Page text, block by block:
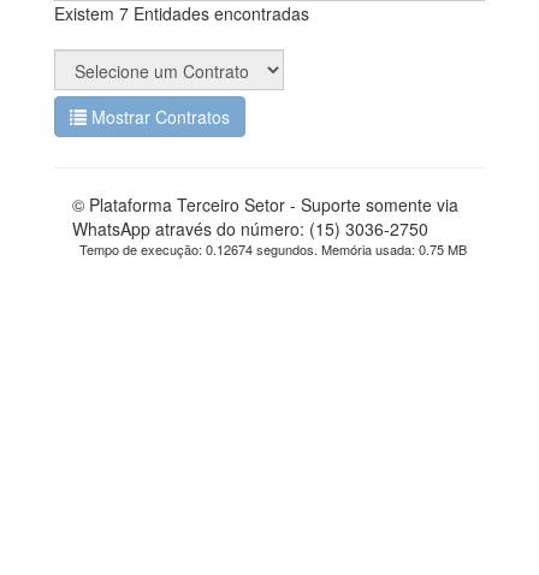
Existem 7 Entidades encontradas
Mostrar Contratos
© Plataforma Terceiro Setor - Suporte somente via
WhatsApp através do número: (15) 3036-2750
Tempo de execução: 0.12674 segundos. Memória usada: 0.75 MB